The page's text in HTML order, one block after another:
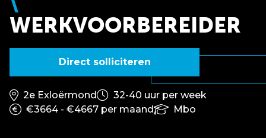
WERKVOORBEREIDER
Direct solliciteren
2e Exloërmond
32-40 uur per week
€3664 - €4667 per maand
Mbo